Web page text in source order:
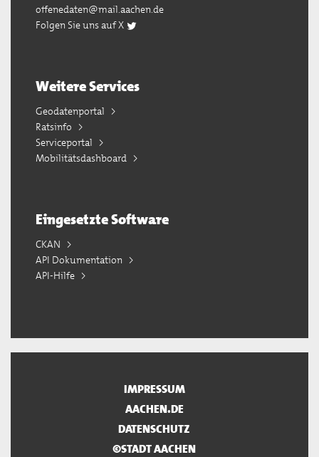
offenedaten@mail.aachen.de
Folgen Sie uns auf X
Weitere Services
Geodatenportal
Ratsinfo
Serviceportal
Mobilitätsdashboard
Eingesetzte Software
CKAN
API Dokumentation
API-Hilfe
IMPRESSUM
AACHEN.DE
DATENSCHUTZ
©STADT AACHEN